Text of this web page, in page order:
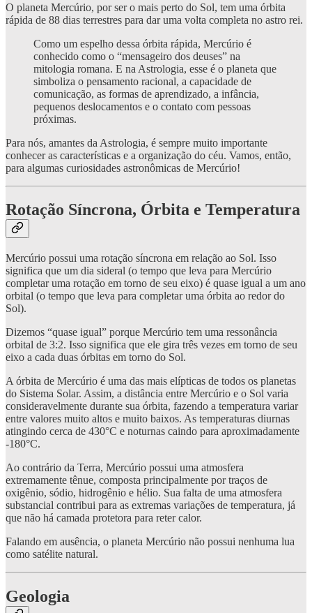
O planeta Mercúrio, por ser o mais perto do Sol, tem uma órbita
rápida de 88 dias terrestres para dar uma volta completa no astro rei.
Como um espelho dessa órbita rápida, Mercúrio é
conhecido como o “mensageiro dos deuses” na
mitologia romana. E na Astrologia, esse é o planeta que
simboliza o pensamento racional, a capacidade de
comunicação, as formas de aprendizado, a infância,
pequenos deslocamentos e o contato com pessoas
próximas.
Para nós, amantes da Astrologia, é sempre muito importante
conhecer as características e a organização do céu. Vamos, então,
para algumas curiosidades astronômicas de Mercúrio!
Rotação Síncrona, Órbita e Temperatura
Mercúrio possui uma rotação síncrona em relação ao Sol. Isso
significa que um dia sideral (o tempo que leva para Mercúrio
completar uma rotação em torno de seu eixo) é quase igual a um ano
orbital (o tempo que leva para completar uma órbita ao redor do
Sol).
Dizemos “quase igual” porque Mercúrio tem uma ressonância
orbital de 3:2. Isso significa que ele gira três vezes em torno de seu
eixo a cada duas órbitas em torno do Sol.
A órbita de Mercúrio é uma das mais elípticas de todos os planetas
do Sistema Solar. Assim, a distância entre Mercúrio e o Sol varia
consideravelmente durante sua órbita, fazendo a temperatura variar
entre valores muito altos e muito baixos. As temperaturas diurnas
atingindo cerca de 430°C e noturnas caindo para aproximadamente
-180°C.
Ao contrário da Terra, Mercúrio possui uma atmosfera
extremamente tênue, composta principalmente por traços de
oxigênio, sódio, hidrogênio e hélio. Sua falta de uma atmosfera
substancial contribui para as extremas variações de temperatura, já
que não há camada protetora para reter calor.
Falando em ausência, o planeta Mercúrio não possui nenhuma lua
como satélite natural.
Geologia